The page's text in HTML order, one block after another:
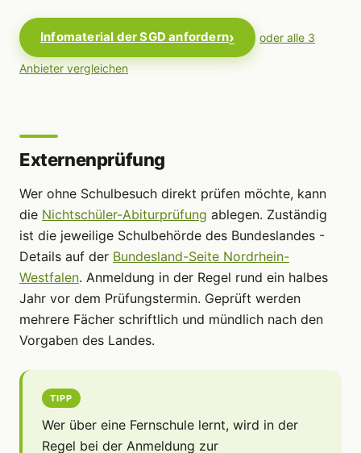
Infomaterial der SGD anfordern oder alle 3
Anbieter vergleichen
Externenprüfung
Wer ohne Schulbesuch direkt prüfen möchte, kann
die Nichtschüler-Abiturprüfung ablegen. Zuständig
ist die jeweilige Schulbehörde des Bundeslandes -
Details auf der Bundesland-Seite Nordrhein-
Westfalen. Anmeldung in der Regel rund ein halbes
Jahr vor dem Prüfungstermin. Geprüft werden
mehrere Fächer schriftlich und mündlich nach den
Vorgaben des Landes.
TIPP
Wer über eine Fernschule lernt, wird in der
Regel bei der Anmeldung zur